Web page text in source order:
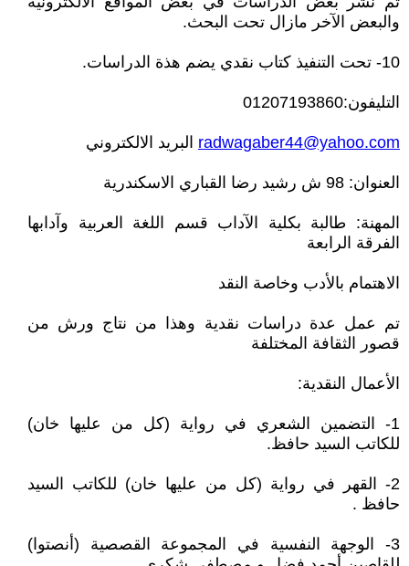
والبعض الآخر مازال تحت البحث.
10- تحت التنفيذ كتاب نقدي يضم هذة الدراسات.
التليفون:01207193860
radwagaber44@yahoo.com البريد الالكتروني
العنوان: 98 ش رشيد رضا القباري الاسكندرية
المهنة: طالبة بكلية الآداب قسم اللغة العربية وآدابها
الفرقة الرابعة
الاهتمام بالأدب وخاصة النقد
تم عمل عدة دراسات نقدية وهذا من نتاج ورش من
قصور الثقافة المختلفة
الأعمال النقدية:
1- التضمين الشعري في رواية (كل من عليها خان)
للكاتب السيد حافظ.
2- القهر في رواية (كل من عليها خان) للكاتب السيد
حافظ .
3- الوجهة النفسية في المجموعة القصصية (أنصتوا)